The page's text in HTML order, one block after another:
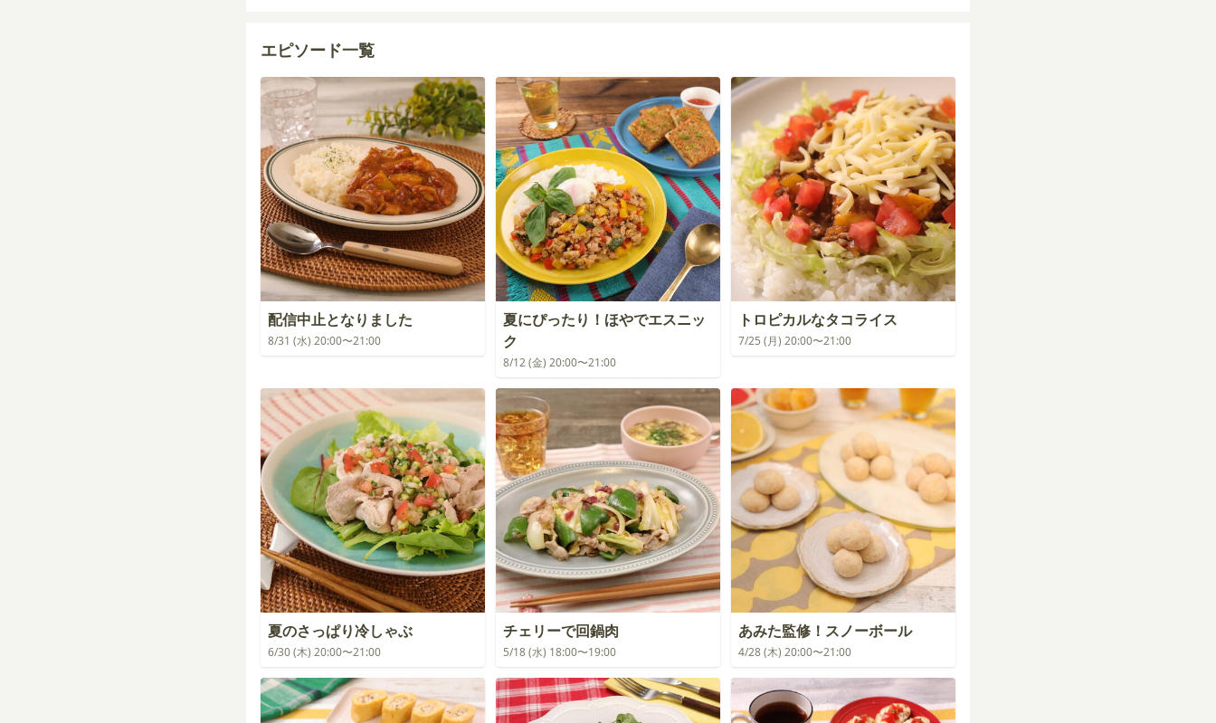
エピソード一覧
配信中止となりました
8/31 (水) 20:00〜21:00
夏にぴったり！ほやでエスニッ
ク
8/12 (金) 20:00〜21:00
トロピカルなタコライス
7/25 (月) 20:00〜21:00
夏のさっぱり冷しゃぶ
6/30 (木) 20:00〜21:00
チェリーで回鍋肉
5/18 (水) 18:00〜19:00
あみた監修！スノーボール
4/28 (木) 20:00〜21:00